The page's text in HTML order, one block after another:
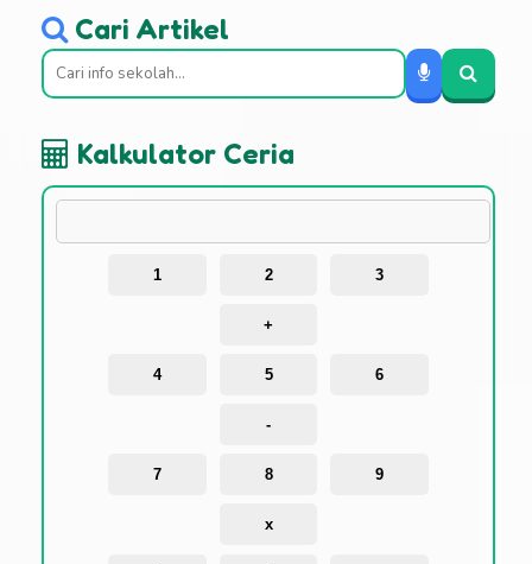
Cari Artikel
Kalkulator Ceria
1 2 3
+
4 5 6
-
7 8 9
x